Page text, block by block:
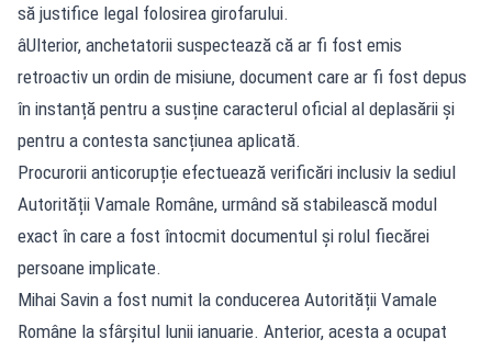
să justifice legal folosirea girofarului.
âUlterior, anchetatorii suspectează că ar fi fost emis
retroactiv un ordin de misiune, document care ar fi fost depus
în instanță pentru a susține caracterul oficial al deplasării și
pentru a contesta sancțiunea aplicată.
Procurorii anticorupție efectuează verificări inclusiv la sediul
Autorității Vamale Române, urmând să stabilească modul
exact în care a fost întocmit documentul și rolul fiecărei
persoane implicate.
Mihai Savin a fost numit la conducerea Autorității Vamale
Române la sfârșitul lunii ianuarie. Anterior, acesta a ocupat